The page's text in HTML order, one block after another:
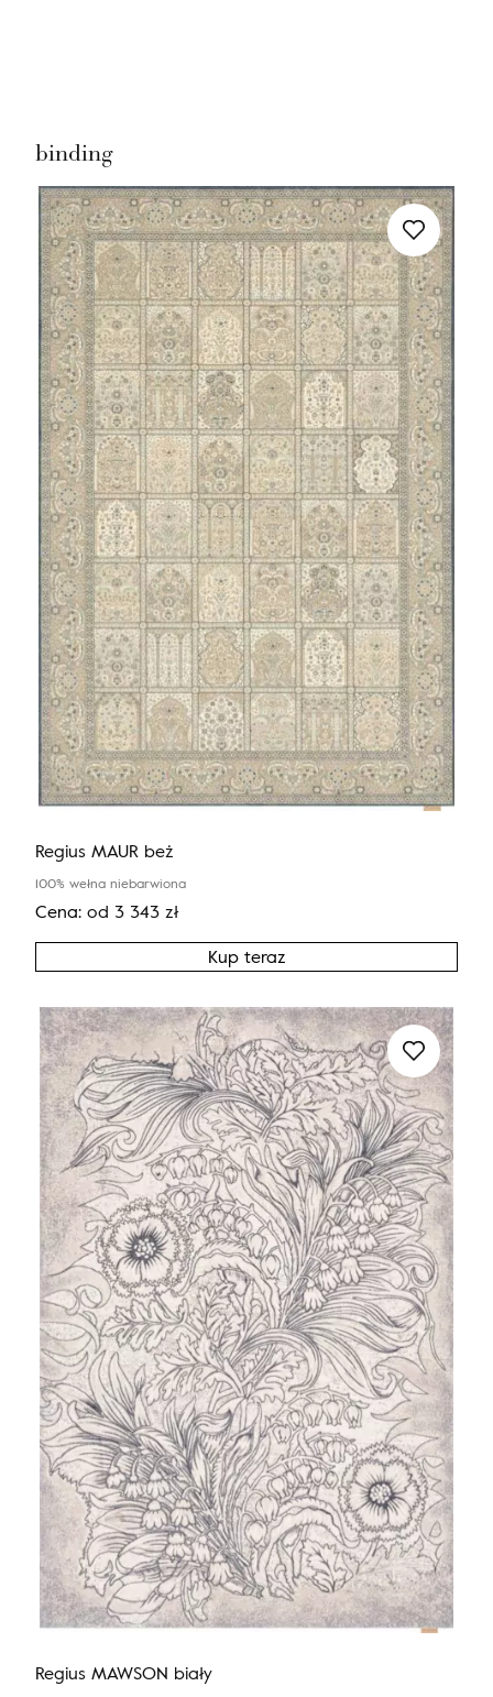
binding
Regius MAUR beż
100% wełna niebarwiona
Cena: od 3 343 zł
Kup teraz
Regius MAWSON biały